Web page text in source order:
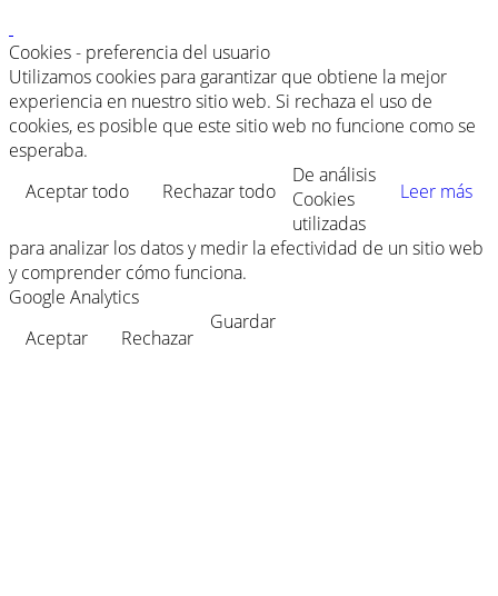
Cookies - preferencia del usuario
Utilizamos cookies para garantizar que obtiene la mejor
experiencia en nuestro sitio web. Si rechaza el uso de
cookies, es posible que este sitio web no funcione como se
esperaba.
Aceptar todo
Rechazar todo Leer más
De análisis
Cookies
utilizadas
para analizar los datos y medir la efectividad de un sitio web
y comprender cómo funciona.
Google Analytics
Aceptar
Rechazar
Guardar